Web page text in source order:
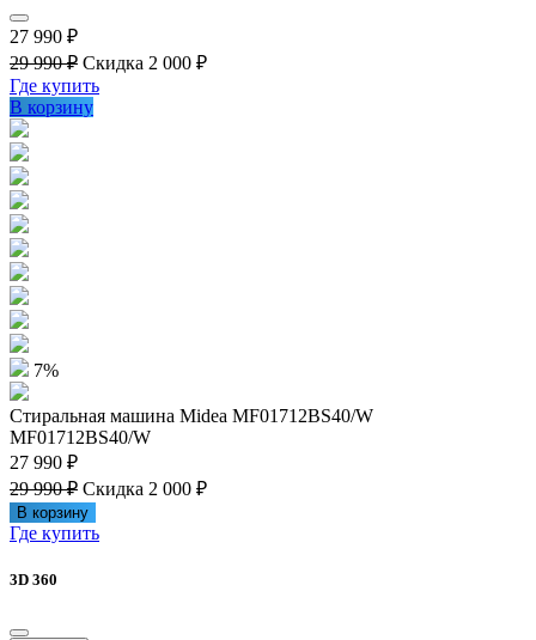
27 990 ₽
29 990 ₽ Скидка 2 000 ₽
Где купить
В корзину
7%
Стиральная машина Midea MF01712BS40/W
MF01712BS40/W
27 990 ₽
29 990 ₽ Скидка 2 000 ₽
В корзину
Где купить
3D 360